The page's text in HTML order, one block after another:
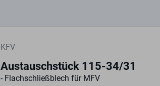
KFV
Austauschstück 115-34/31
- Flachschließblech für MFV